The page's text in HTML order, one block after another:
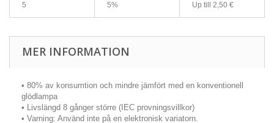
5 5% Up till 2,50 €
MER INFORMATION
• 80% av konsumtion och mindre jämfört med en konventionell
glödlampa
• Livslängd 8 gånger större (IEC provningsvillkor)
• Varning: Använd inte på en elektronisk variatorn.